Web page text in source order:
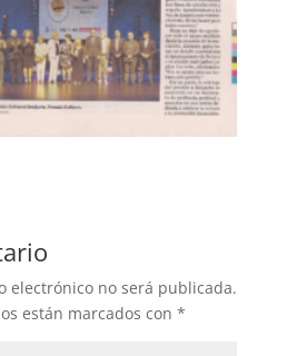
electrónico no será publicada.
están marcados con *